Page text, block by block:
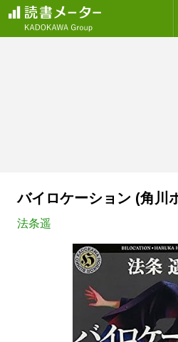
バイロケーション (角川
法条遥